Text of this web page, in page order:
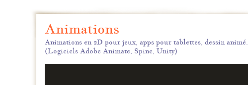
Animations
Animations en 2D pour jeux, apps pour tablettes, dessin animé.
(Logiciels Adobe Animate, Spine, Unity)